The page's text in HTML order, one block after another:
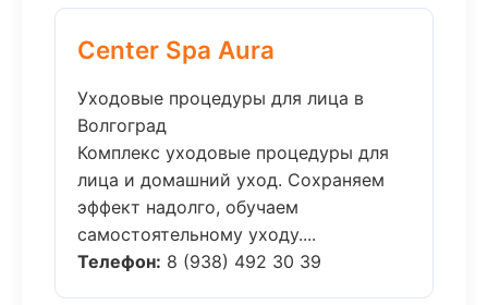
Center Spa Aura
Уходовые процедуры для лица в
Волгоград
Комплекс уходовые процедуры для
лица и домашний уход. Сохраняем
эффект надолго, обучаем
самостоятельному уходу....
Телефон: 8 (938) 492 30 39